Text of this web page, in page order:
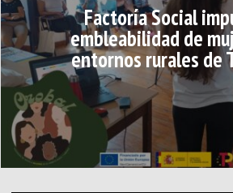
Factoría Social
embleabilidad de
entornos rurales de